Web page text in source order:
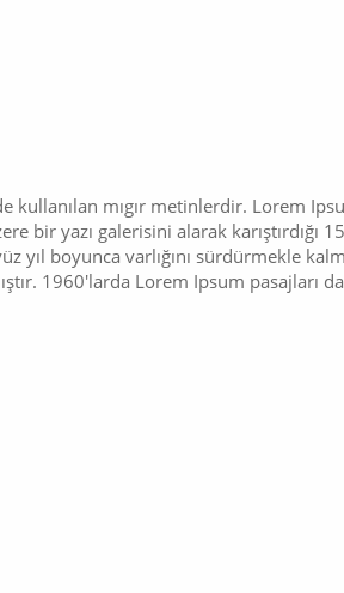
kullanılan mıgır metinlerdir. Lorem
bir yazı galerisini alarak karıştırdığı
yıl boyunca varlığını sürdürmekle
1960'larda Lorem Ipsum pasajları